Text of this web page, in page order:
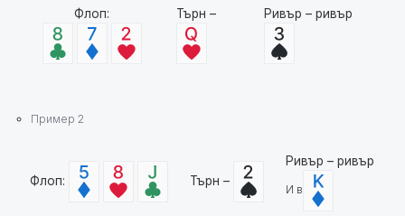
Флоп: Търн – Ривър – ривър
Пример 2
Флоп: Търн –
Ривър – ривър
И в